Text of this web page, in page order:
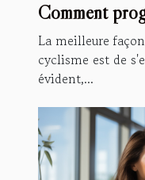
Comment
La meilleure
cyclisme est de
évident,...